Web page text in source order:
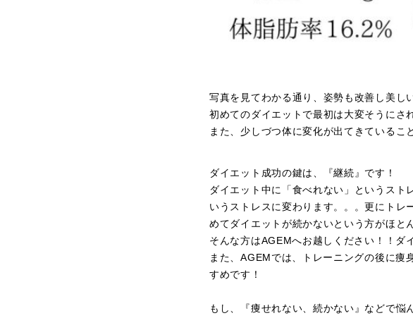
写真を見てわかる通り、姿勢も改善し美し
初めてのダイエットで最初は大変そうにさ
また、少しづつ体に変化が出てきているこ
ダイエット成功の鍵は、『継続』です！
ダイエット中に「食べれない」というスト
いうストレスに変わります。。。更にトレ
めてダイエットが続かないという方がほと
そんな方はAGEMへお越しください！！ダ
また、AGEMでは、トレーニングの後に
すめです！
もし、『痩せれない、続かない』などで悩